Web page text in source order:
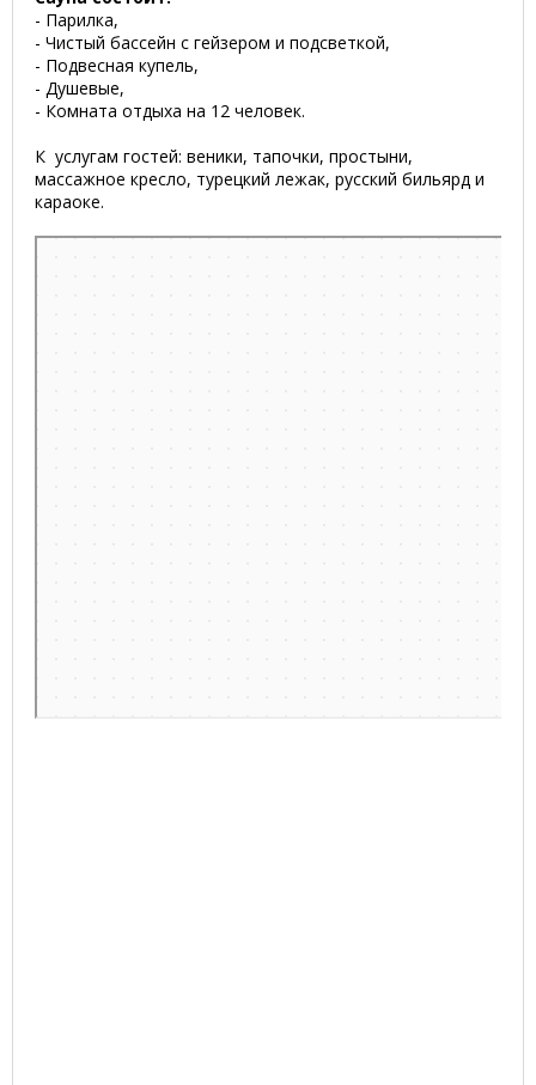
- Парилка,
- Чистый бассейн с гейзером и подсветкой,
- Подвесная купель,
- Душевые,
- Комната отдыха на 12 человек.
К услугам гостей: веники, тапочки, простыни,
массажное кресло, турецкий лежак, русский бильярд и
караоке.